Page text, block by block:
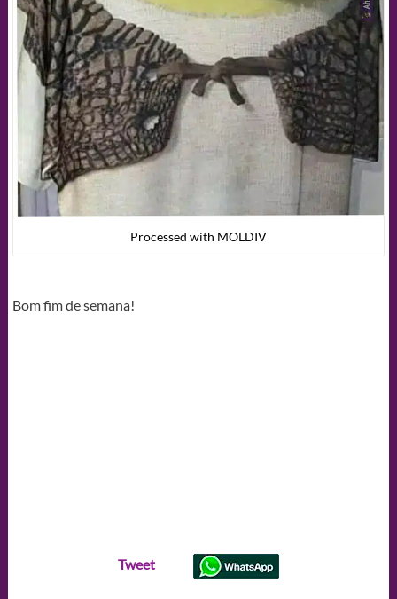
Processed with MOLDIV
Bom fim de semana!
Tweet